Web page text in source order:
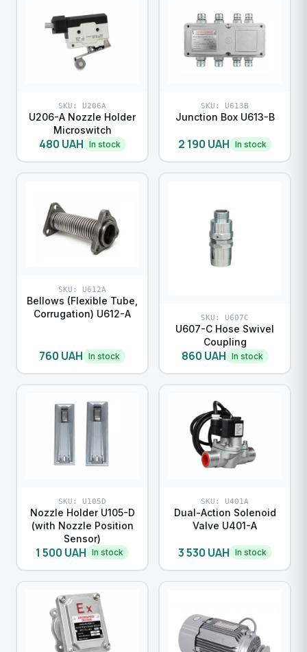
SKU: U206A
U206-A Nozzle Holder
Microswitch
480 UAH In stock
SKU: U613B
Junction Box U613-B
2 190 UAH In stock
SKU: U612A
Bellows (Flexible Tube,
Corrugation) U612-A
760 UAH In stock
SKU: U607С
U607-C Hose Swivel
Coupling
860 UAH In stock
SKU: U105D
Nozzle Holder U105-D
(with Nozzle Position
Sensor)
1 500 UAH In stock
SKU: U401A
Dual-Action Solenoid
Valve U401-A
3 530 UAH In stock